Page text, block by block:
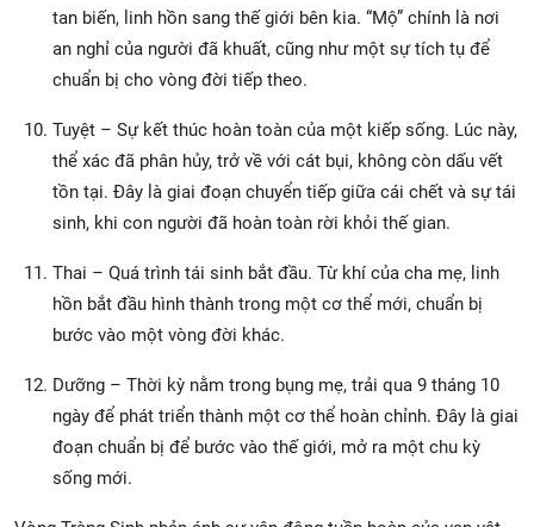
tan biến, linh hồn sang thế giới bên kia. “Mộ” chính là nơi
an nghỉ của người đã khuất, cũng như một sự tích tụ để
chuẩn bị cho vòng đời tiếp theo.
Tuyệt – Sự kết thúc hoàn toàn của một kiếp sống. Lúc này,
thể xác đã phân hủy, trở về với cát bụi, không còn dấu vết
tồn tại. Đây là giai đoạn chuyển tiếp giữa cái chết và sự tái
sinh, khi con người đã hoàn toàn rời khỏi thế gian.
Thai – Quá trình tái sinh bắt đầu. Từ khí của cha mẹ, linh
hồn bắt đầu hình thành trong một cơ thể mới, chuẩn bị
bước vào một vòng đời khác.
Dưỡng – Thời kỳ nằm trong bụng mẹ, trải qua 9 tháng 10
ngày để phát triển thành một cơ thể hoàn chỉnh. Đây là giai
đoạn chuẩn bị để bước vào thế giới, mở ra một chu kỳ
sống mới.